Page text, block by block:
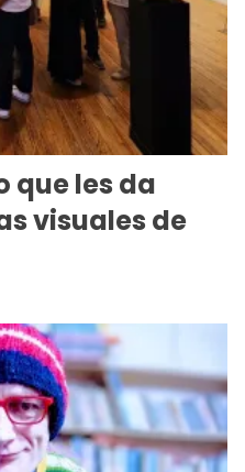
que les da
visuales de